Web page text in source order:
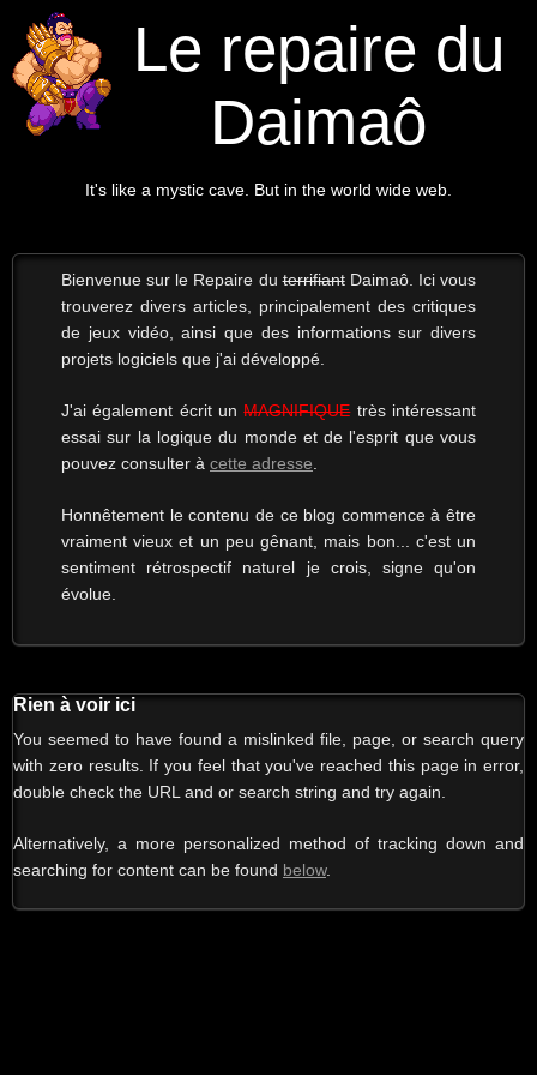
Le repaire du
Daimaô
It's like a mystic cave. But in the world wide web.
Bienvenue sur le Repaire duterrifiantDaimaô. Ici vous
trouverez divers articles, principalement des critiques
de jeux vidéo, ainsi que des informations sur divers
projets logiciels que j'ai développé.
J'ai également écrit unMAGNIFIQUEtrès intéressant
essai sur la logique du monde et de l'esprit que vous
pouvez consulter à cette adresse
Honnêtement le contenu de ce blog commence à être
vraiment vieux et un peu gênant, mais bon... c'est un
sentiment rétrospectif naturel je crois, signe qu'on
évolue.
Rien à voir ici
You seemed to have found a mislinked file, page, or search query
with zero results. If you feel that you've reached this page in error,
double check the URL and or search string and try again.
Alternatively, a more personalized method of tracking down and
searching for content can be found below.